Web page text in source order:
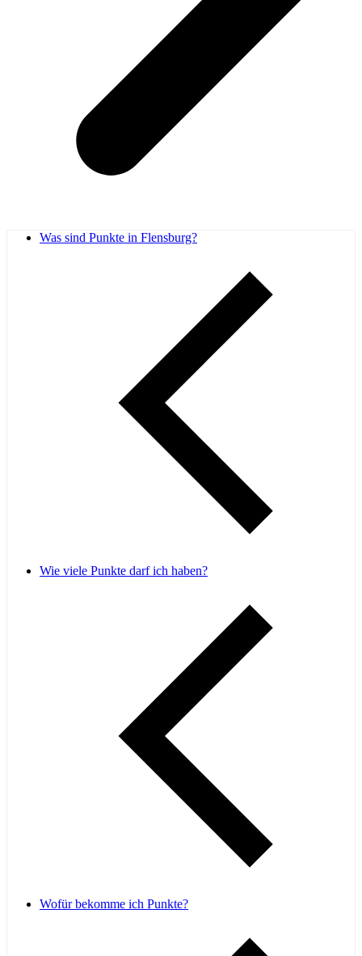
Was sind Punkte in Flensburg?
Wie viele Punkte darf ich haben?
Wofür bekomme ich Punkte?